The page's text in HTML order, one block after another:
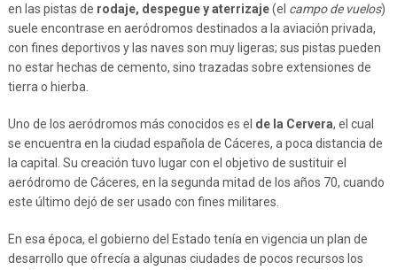
en las pistas de rodaje, despegue y aterrizaje(el campo de vuelos)
suele encontrase en aeródromos destinados a la aviación privada,
con fines deportivos y las naves son muy ligeras; sus pistas pueden
no estar hechas de cemento, sino trazadas sobre extensiones de
tierra o hierba.
Uno de los aeródromos más conocidos es el de la Cervera, el cual
se encuentra en la ciudad española de Cáceres, a poca distancia de
la capital. Su creación tuvo lugar con el objetivo de sustituir el
aeródromo de Cáceres, en la segunda mitad de los años 70, cuando
este último dejó de ser usado con fines militares.
En esa época, el gobierno del Estado tenía en vigencia un plan de
desarrollo que ofrecía a algunas ciudades de pocos recursos los